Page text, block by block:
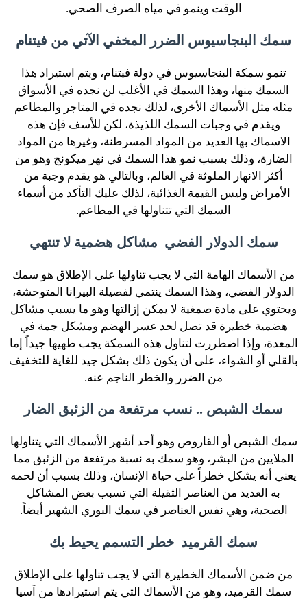
الوقت وينمو في مياه الصرف الصحي.
سمك البنجاسيوس الضرر المخفي الآتي من فيتنام
تنمو سمكة البنجاسيوس في دولة فيتنام، ويتم استيراد هذا
السمك منها، وهذا السمك في الأغلب لن نجده في الأسواق
مثله مثل الأسماك الأخرى، لذلك نجده في المتاجر والمطاعم
ويقدم في وجبات السمك اللذيذة، لكن للأسف فإن هذه
الاسماك بها العديد من المواد المسرطنة، وغيرها من المواد
الضارة، وذلك بسبب نمو هذا السمك في نهر ميكونج وهو من
أكثر الانهار الملوثة في العالم، وبالتالي هو يقدم وجبة من
الأمراض وليس القيمة الغذائية، لذلك عليك التأكد من أسماء
السمك التي تتناولها في المطاعم.
سمك الدولار الفضي مشاكل هضمية لا تنتهي
من الأسماك الهامة التي لا يجب تناولها على الإطلاق هو سمك
الدولار الفضي، وهذا السمك ينتمي لفصيلة البيرانا المتوحشة،
ويحتوي على مادة صمغية لا يمكن إزالتها وهو ما يسبب مشاكل
هضمية خطيرة قد تصل لحد عسر الهضم ومشكل جمة في
المعدة، وإذا اضطررت لتناول هذه السمكة يجب طهيها جيداً إما
بالقلي أو الشواء، على أن يكون ذلك بشكل جيد للغاية للتخفيف
من الضرر والخطر الناجم عنه.
سمك الشبص .. نسب مرتفعة من الزئبق الضار
سمك الشبص أو القاروص وهو أحد أشهر الأسماك التي يتناولها
الملايين من البشر، وهو سمك به نسبة مرتفعة من الزئبق مما
يعني أنه يشكل خطراً على حياة الإنسان، وذلك بسبب أن لحمه
به العديد من العناصر الثقيلة التي تسبب بعض المشاكل
الصحية، وهي نفس العناصر في سمك البوري الشهير أيضاً.
سمك القرميد خطر التسمم يحيط بك
من ضمن الأسماك الخطيرة التي لا يجب تناولها على الإطلاق
سمك القرميد، وهو من الأسماك التي يتم استيرادها من آسيا